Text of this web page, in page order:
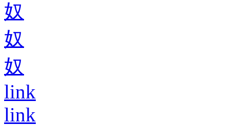
奴
奴
奴
link
link